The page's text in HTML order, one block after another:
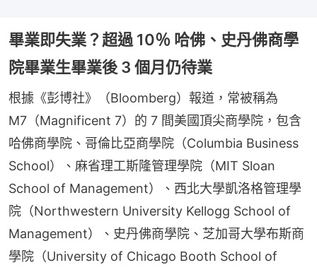
畢業即失業？超過 10％ 哈佛、史丹佛商學
院畢業生畢業後 3 個月仍待業
根據《彭博社》（Bloomberg）報道，常被稱為
M7（Magnificent 7）的 7 間美國頂尖商學院，包含
哈佛商學院、哥倫比亞商學院（Columbia Business
School）、麻省理工斯隆管理學院（MIT Sloan
School of Management）、西北大學凱洛格管理學
院（Northwestern University Kellogg School of
Management）、史丹佛商學院、芝加哥大學布斯商
學院（University of Chicago Booth School of